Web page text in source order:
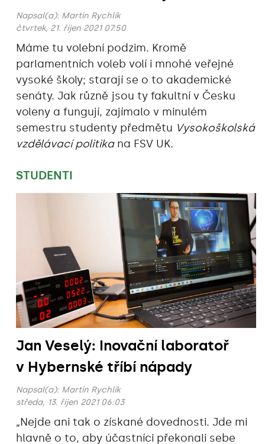
Napsal(a): Martin Rychlík
čtvrtek, 21. říjen 2021 07:50
Máme tu volební podzim. Kromě
parlamentních voleb volí i mnohé veřejné
vysoké školy; starají se o to akademické
senáty. Jak různě jsou ty fakultní v Česku
voleny a fungují, zajímalo v minulém
semestru studenty předmětu Vysokoškolská
vzdělávací politikana FSV UK.
STUDENTI
Jan Veselý: Inovační laboratoř
v Hybernské tříbí nápady
Napsal(a): Martin Rychlík
středa, 13. říjen 2021 06:03
„Nejde ani tak o získané dovednosti. Jde mi
hlavně o to, aby účastníci překonali sebe